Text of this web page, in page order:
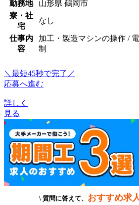
勤務地
山形県 鶴岡市
寮・社
宅
なし
仕事内
容
加工・製造マシンの操作 /
制
＼最短45秒で完了／
応募へ進む
詳しく
見る
\ 質問に答えて、 おすすめ求